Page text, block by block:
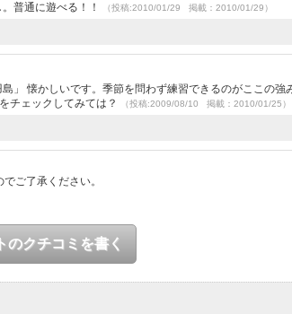
普通に遊べる！！
（投稿:2010/01/29 掲載：2010/01/29）
」 懐かしいです。季節を問わず練習できるのがここの強
チェックしてみては？
（投稿:2009/08/10 掲載：2010/01/25）
ご了承ください。
のクチコミを書く